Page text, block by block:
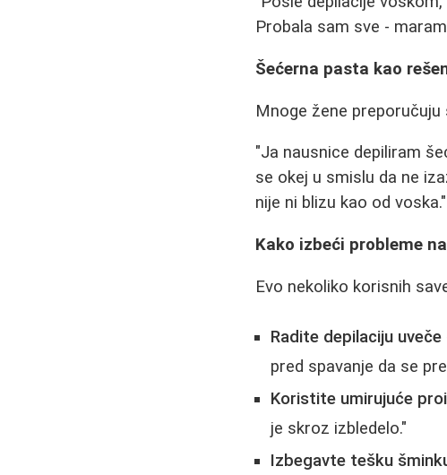
Probala sam sve -
Šećerna pasta kao
Mnoge žene
"Ja nausnice depiliram
se okej u smislu da ne
nije ni blizu kao od voska."
Kako izbeći probleme
Evo nekoliko korisnih
Radite depilaciju uveče
pred spavanje da se
Koristite umirujuće
je skroz izbledelo."
Izbegavte tešku